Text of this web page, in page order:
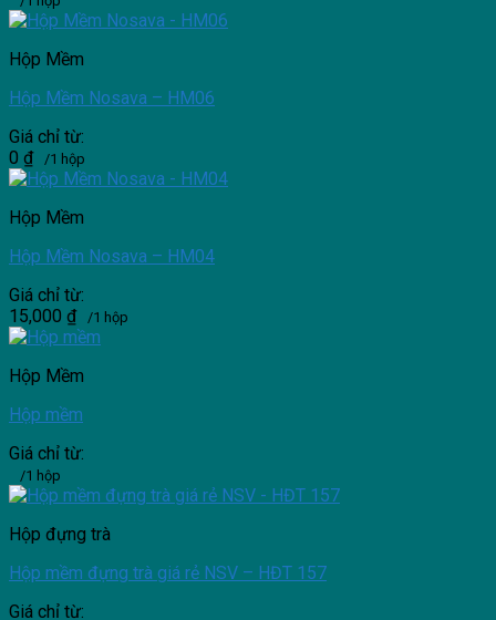
Hộp Mềm
Hộp Mềm Nosava – HM06
Giá chỉ từ:
0 ₫ /1 hộp
Hộp Mềm
Hộp Mềm Nosava – HM04
Giá chỉ từ:
15,000 ₫ /1 hộp
Hộp Mềm
Hộp mềm
Giá chỉ từ:
/1 hộp
Hộp đựng trà
Hộp mềm đựng trà giá rẻ NSV – HĐT 157
Giá chỉ từ: